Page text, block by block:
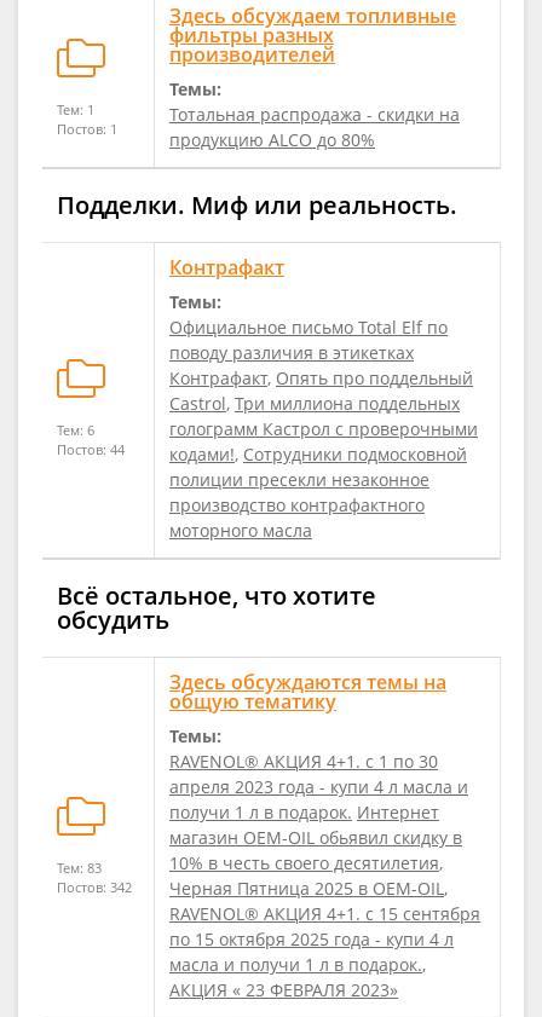
Тем: 1
Постов: 1
Здесь обсуждаем топливные
фильтры разных
производителей
Темы:
Тотальная распродажа - скидки на
продукцию ALCO до 80%
Подделки. Миф или реальность.
Тем: 6
Постов: 44
Контрафакт
Темы:
Официальное письмо Total Elf по
поводу различия в этикетках
Контрафакт, Опять про поддельный
Castrol, Три миллиона поддельных
голограмм Кастрол с проверочными
кодами!, Сотрудники подмосковной
полиции пресекли незаконное
производство контрафактного
моторного масла
Всё остальное, что хотите
обсудить
Тем: 83
Постов: 342
Здесь обсуждаются темы на
общую тематику
Темы:
RAVENOL® АКЦИЯ 4+1. с 1 по 30
апреля 2023 года - купи 4 л масла и
получи 1 л в подарок. Интернет
магазин OEM-OIL обьявил скидку в
10% в честь своего десятилетия,
Черная Пятница 2025 в OEM-OIL ,
RAVENOL® АКЦИЯ 4+1. с 15 сентября
по 15 октября 2025 года - купи 4 л
масла и получи 1 л в подарок.,
АКЦИЯ « 23 ФЕВРАЛЯ 2023»